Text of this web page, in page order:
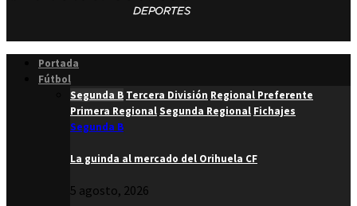
Portada
Fútbol
Segunda B Tercera División Regional Preferente
Primera RegionalSegunda Regional Fichajes
Segunda B
La guinda al mercado del Orihuela CF
5 agosto, 2026